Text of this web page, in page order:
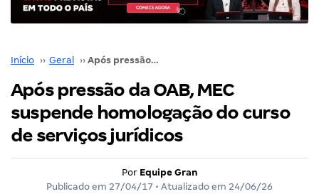
Início ›› Geral ›› Após pressão da OAB, MEC suspende homologação do curso de serviços jurídicos
Após pressão da OAB, MEC
suspende homologação do curso
de serviços jurídicos
Por Equipe Gran
Publicado em 27/04/17 • Atualizado em 24/06/26